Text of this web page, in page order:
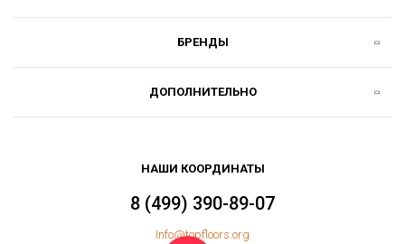
БРЕНДЫ
ДОПОЛНИТЕЛЬНО
НАШИ КООРДИНАТЫ
8 (499) 390-89-07
Info@topfloors.org